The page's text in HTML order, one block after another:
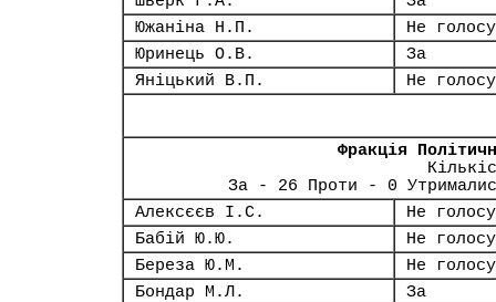
Южаніна Н.П.
Не
Юринець О.В.
За
Яніцький В.П.
Не
Фракція
За - 26 Проти - 0
Алексєєв І.С.
Не
Бабій Ю.Ю.
Не
Береза Ю.М.
Не
Бондар М.Л.
За